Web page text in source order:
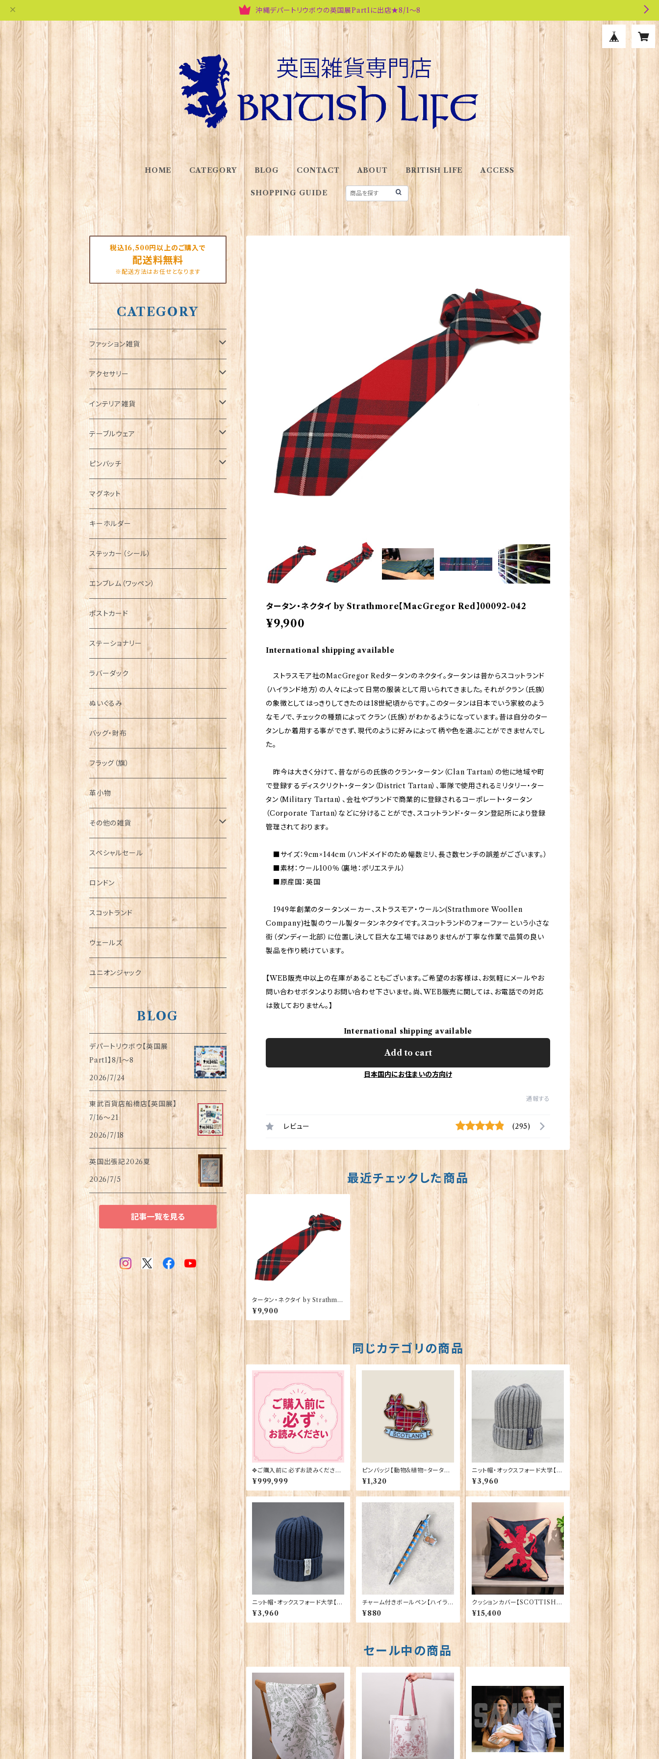
沖縄デパートリウボウの英国展Part1に出店★8/1～8
HOME CATEGORY BLOG CONTACT ABOUT BRITISH LIFE ACCESS
SHOPPING GUIDE
タータン・ネクタイ by Strathmore【MacGregor Red】00092-042
¥9,900
International shipping available
ストラスモア社のMacGregor Redタータンのネクタイ。タータンは昔からスコットランド
（ハイランド地方）の人々によって日常の服装として用いられてきました。それがクラン（氏族）
の象徴としてはっきりしてきたのは18世紀頃からです。このタータンは日本でいう家紋のよう
なモノで、チェックの種類によってクラン（氏族）がわかるようになっています。昔は自分のター
タンしか着用する事ができず、現代のように好みによって柄や色を選ぶことができませんでし
た。
昨今は大きく分けて、昔ながらの氏族のクラン・タータン（Clan Tartan）の他に地域や町
で登録するディスクリクト・タータン（District Tartan）、軍隊で使用されるミリタリー・ター
タン（Military Tartan）、会社やブランドで商業的に登録されるコーポレート・タータン
（Corporate Tartan）などに分けることができ、スコットランド・タータン登記所により登録
管理されております。
■サイズ：9cm×144cm（ハンドメイドのため幅数ミリ、長さ数センチの誤差がございます。）
■素材：ウール100％（裏地：ポリエステル）
■原産国：英国
1949年創業のタータンメーカー、ストラスモア・ウールン(Strathmore Woollen
Company)社製のウール製タータンネクタイです。スコットランドのフォーファーという小さな
街（ダンディー北部）に位置し決して巨大な工場ではありませんが丁寧な作業で品質の良い
製品を作り続けています。
【WEB販売中以上の在庫があることもございます。ご希望のお客様は、お気軽にメールやお
問い合わせボタンよりお問い合わせ下さいませ。尚、WEB販売に関しては、お電話での対応
は致しておりません。】
International shipping available
Add to cart
日本国内にお住まいの方向け
通報する
レビュー (295)
最近チェックした商品
タータン・ネクタイ by Strathmo
re【MacGregor Red】00092-
042
¥9,900
同じカテゴリの商品
✥ご購入前に必ずお読みください
✥
¥999,999
ピンバッジ【動物&植物=タータン
スコティー】Tradition 90040-T
1130
¥1,320
ニット帽・オックスフォード大学【グ
レー】 00217
¥3,960
ニット帽・オックスフォード大学【ネ
イビー】 00216
¥3,960
チャーム付きボールペン【ハイラン
ド・カウ】Euro Stick 90394
¥880
クッションカバー【SCOTTISH L
ION】Woven Magic 40165
¥15,400
セール中の商品
税込16,500円以上のご購入で
配送料無料
※配送方法はお任せとなります
CATEGORY
ファッション雑貨
タータンネクタイ
帽子
キャップ
ハンチング帽
キャスケット
ディアストーカー
ニット帽
Tシャツ
マフラー
タータン【Bronte by Moon】
タータン【Glencroft】
ボタンラップマフラー【Aran Traditions】
サッシュ
スカーフ
ファッションマスク
アクセサリー
ORTAK
ブローチ
ペンダント
チャーム
その他のアクセサリー
インテリア雑貨
インテリア置物
ラブスプーン
ラブスプーン【SION LLEWELLYN】
ラブスプーン【PAUL CURTIS】
ファブリック
テーブルウェア
ティータオル
ペーパーナプキン
ティーコジー
その他テーブルウェア
ピンバッチ
ジェネラルデザイン
乗り物
動物＆植物
国旗＆紋章
音楽＆楽器
ミリタリー
NAVY
AIRFORCE
ARMY
ピューター
マグネット
キーホルダー
ステッカー（シール）
エンブレム（ワッペン）
ポストカード
ステーショナリー
ラバーダック
ぬいぐるみ
バッグ・財布
フラッグ（旗）
革小物
その他の雑貨
ミニカー
チャーム
犬グッズ
傘
指貫(シンブル)
スペシャルセール
ロンドン
スコットランド
ウェールズ
ユニオンジャック
BLOG
デパートリウボウ【英国展
Part1】8/1〜8
2026/7/24
東武百貨店船橋店【英国展】
7/16～21
2026/7/18
英国出張記2026夏
2026/7/5
記事一覧を見る